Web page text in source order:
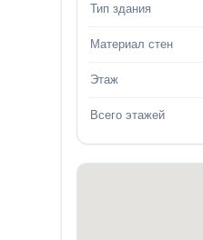
Тип здания
Материал стен
Этаж
Всего этажей